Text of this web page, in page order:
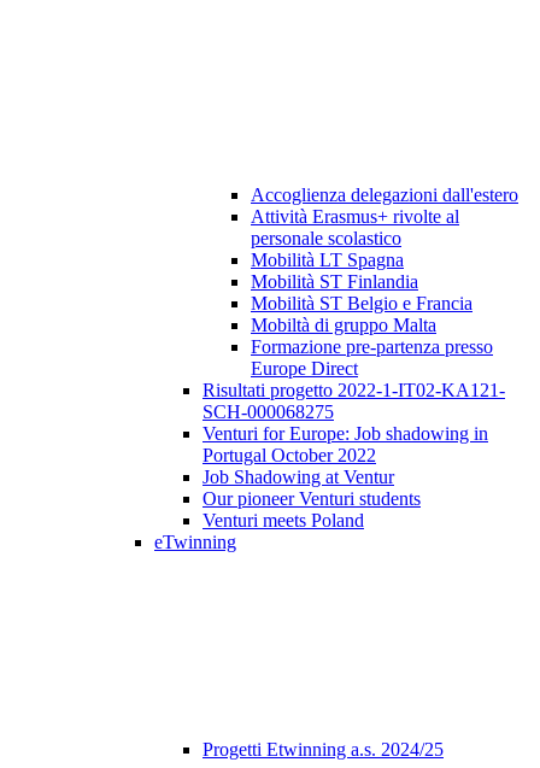
Accoglienza delegazioni dall'estero
Attività Erasmus+ rivolte al
personale scolastico
Mobilità LT Spagna
Mobilità ST Finlandia
Mobilità ST Belgio e Francia
Mobiltà di gruppo Malta
Formazione pre-partenza presso
Europe Direct
Risultati progetto 2022-1-IT02-KA121-
SCH-000068275
Venturi for Europe: Job shadowing in
Portugal October 2022
Job Shadowing at Ventur
Our pioneer Venturi students
Venturi meets Poland
eTwinning
Progetti Etwinning a.s. 2024/25